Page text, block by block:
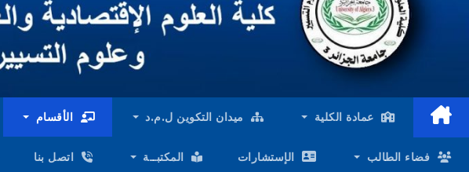
عمادة الكلية ميدان التكوين ل.م.د الأقسام
فضاء الطالب الإستشارات المكتبــة اتصل بنا